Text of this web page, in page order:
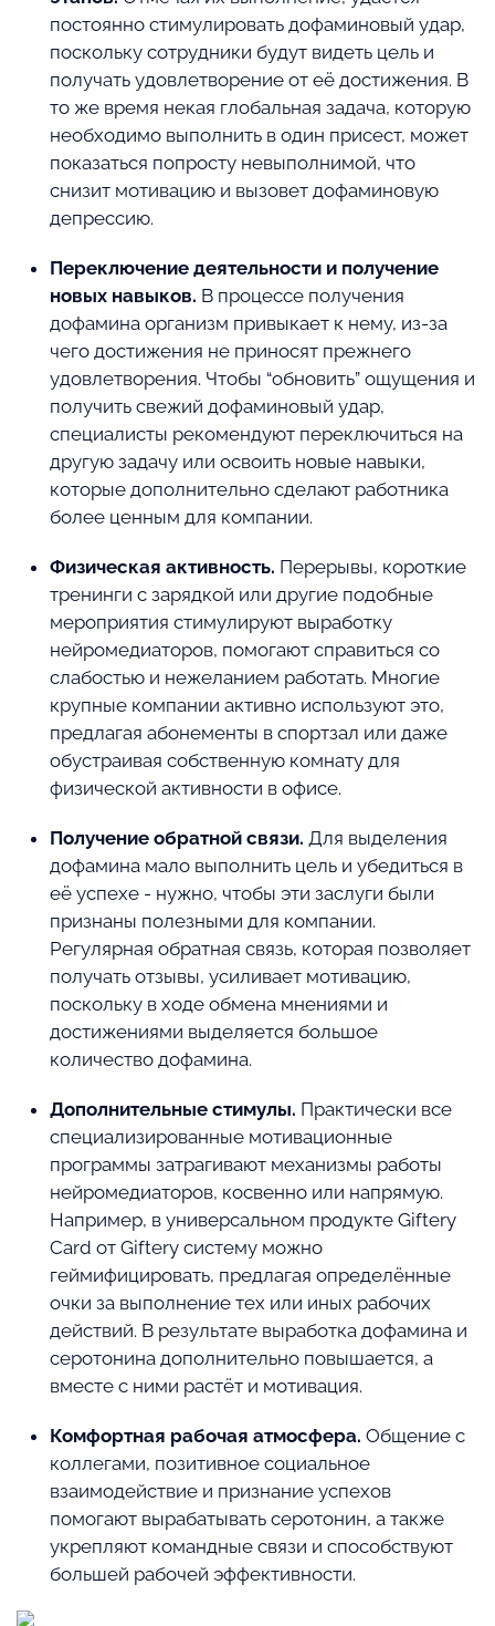
постоянно стимулировать дофаминовый удар,
поскольку сотрудники будут видеть цель и
получать удовлетворение от её достижения. В
то же время некая глобальная задача, которую
необходимо выполнить в один присест, может
показаться попросту невыполнимой, что
снизит мотивацию и вызовет дофаминовую
депрессию.
Переключение деятельности и получение
новых навыков. В процессе получения
дофамина организм привыкает к нему, из-за
чего достижения не приносят прежнего
удовлетворения. Чтобы “обновить” ощущения и
получить свежий дофаминовый удар,
специалисты рекомендуют переключиться на
другую задачу или освоить новые навыки,
которые дополнительно сделают работника
более ценным для компании.
Физическая активность. Перерывы, короткие
тренинги с зарядкой или другие подобные
мероприятия стимулируют выработку
нейромедиаторов, помогают справиться со
слабостью и нежеланием работать. Многие
крупные компании активно используют это,
предлагая абонементы в спортзал или даже
обустраивая собственную комнату для
физической активности в офисе.
Получение обратной связи. Для выделения
дофамина мало выполнить цель и убедиться в
её успехе - нужно, чтобы эти заслуги были
признаны полезными для компании.
Регулярная обратная связь, которая позволяет
получать отзывы, усиливает мотивацию,
поскольку в ходе обмена мнениями и
достижениями выделяется большое
количество дофамина.
Дополнительные стимулы. Практически все
специализированные мотивационные
программы затрагивают механизмы работы
нейромедиаторов, косвенно или напрямую.
Например, в универсальном продукте Giftery
Card от Giftery систему можно
геймифицировать, предлагая определённые
очки за выполнение тех или иных рабочих
действий. В результате выработка дофамина и
серотонина дополнительно повышается, а
вместе с ними растёт и мотивация.
Комфортная рабочая атмосфера. Общение с
коллегами, позитивное социальное
взаимодействие и признание успехов
помогают вырабатывать серотонин, а также
укрепляют командные связи и способствуют
большей рабочей эффективности.